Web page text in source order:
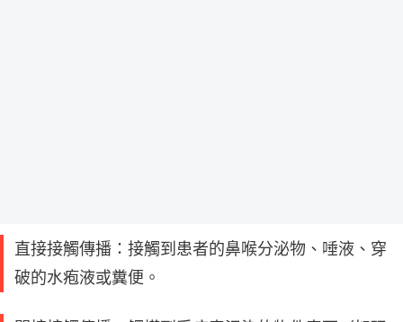
直接接觸傳播：接觸到患者的鼻喉分泌物、唾液、穿
破的水疱液或糞便。